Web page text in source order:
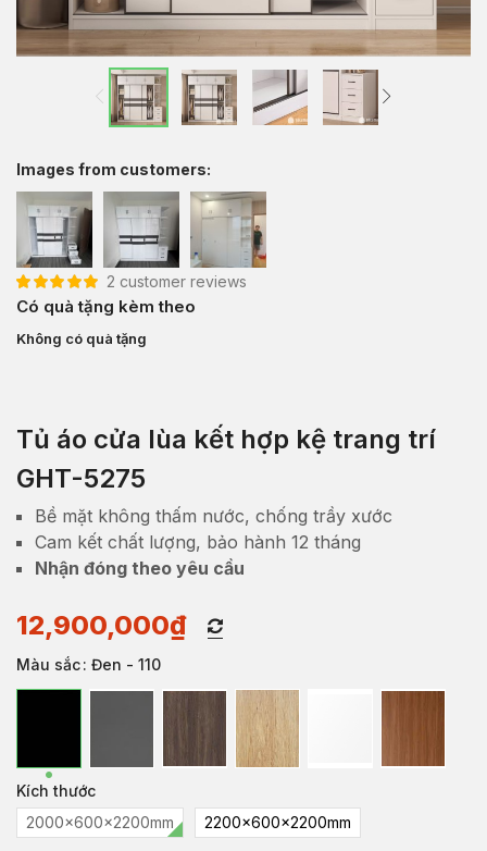
Images from customers:
5.00
trên 5 dựa
trên
2
đánh giá
2 customer reviews
Có quà tặng kèm theo
Không có quà tặng
Tủ áo cửa lùa kết hợp kệ trang trí
GHT-5275
Bề mặt không thấm nước, chống trầy xước
Cam kết chất lượng, bảo hành 12 tháng
Nhận đóng theo yêu cầu
12,900,000₫
Màu sắc: Đen - 110
Kích thước
2000x600x2200mm
2200x600x2200mm